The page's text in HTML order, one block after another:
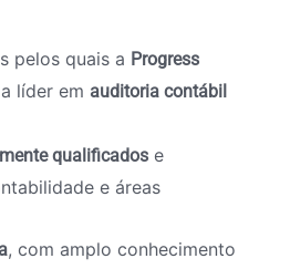
pelos quais a Progress
líder em auditoria contábil
qualificadose
e áreas
, com amplo conhecimento